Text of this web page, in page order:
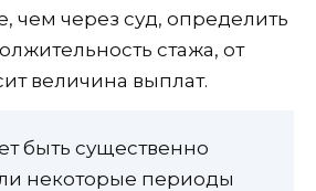
чем через суд, определить
стажа, от
величина выплат.
быть существенно
некоторые периоды